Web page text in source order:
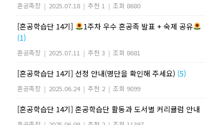
혼공족장 | 2025.07.18 | 추천 1 | 조회 8680
[혼공학습단 14기]
1주차 우수 혼공족 발표 + 숙제 공유
(1)
혼공족장 | 2025.07.11 | 추천 3 | 조회 8681
[혼공학습단 14기] 선정 안내(명단을 확인해 주세요) (5)
혼공족장 | 2025.06.24 | 추천 2 | 조회 9099
[혼공학습단 14기] 혼공학습단 활동과 도서별 커리큘럼 안내